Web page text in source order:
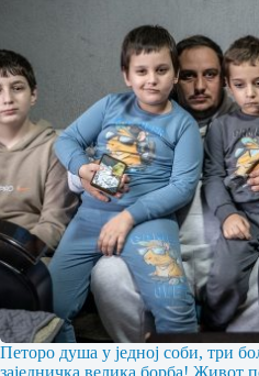
Петоро душа у једној соби, три
заједничка велика борба! Живот